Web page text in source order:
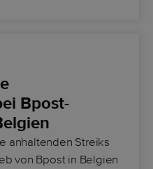
Bpost-
anhaltenden Streiks
von Bpost in Belgien